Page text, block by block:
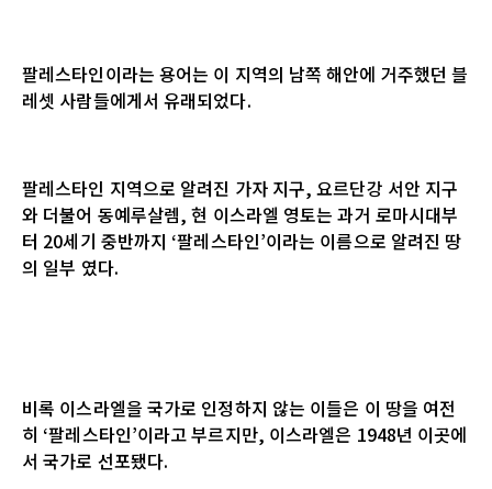
팔레스타인이라는 용어는 이 지역의 남쪽 해안에 거주했던 블
레셋 사람들에게서 유래되었다.
팔레스타인 지역으로 알려진 가자 지구,요르단강 서안 지구
와 더불어 동예루살렘,현 이스라엘 영토는 과거 로마시대부
터 20세기 중반까지 ‘팔레스타인’이라는 이름으로 알려진 땅
의 일부 였다.
비록 이스라엘을 국가로 인정하지 않는 이들은 이 땅을 여전
히 ‘팔레스타인’이라고 부르지만, 이스라엘은 1948년 이곳에
서 국가로 선포됐다.